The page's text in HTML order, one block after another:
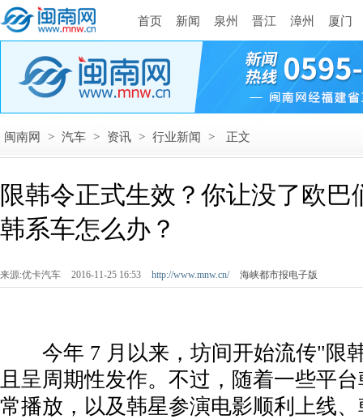
首页 新闻 泉州 晋江 漳州 厦门
闽南网 > 汽车 > 资讯 > 行业新闻 > 正文
限韩令正式生效？你让没了欧巴
韩系车怎么办？
来源:优卡汽车 2016-11-25 16:53 http://www.mnw.cn/ 海峡都市报电子版
今年 7 月以来，坊间开始流传"限
且呈周期性发作。不过，随着一些平
常播放，以及韩星参演电影顺利上线